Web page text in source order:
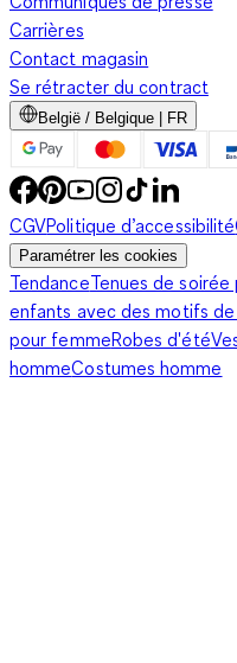
Carrières
Contact magasin
Se rétracter du contract
België / Belgique | FR
CGVPolitique d’accessibilité
Paramétrer les cookies
TendanceTenues de
enfants avec des motifs
pour femmeRobes d'été
hommeCostumes homme